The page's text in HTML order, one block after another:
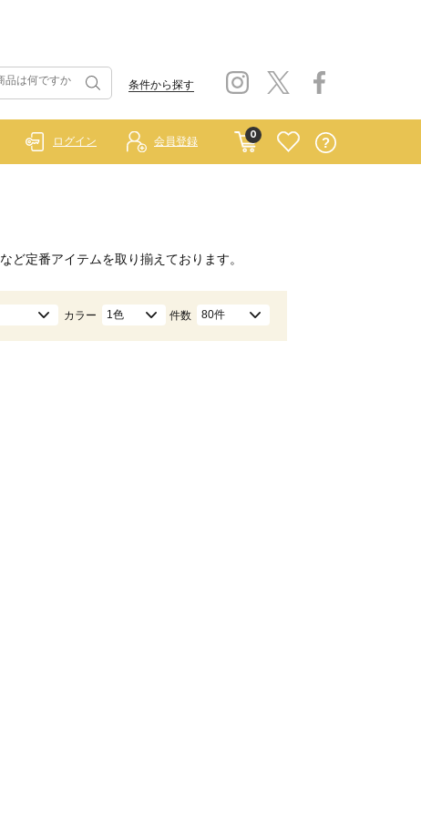
条件から探す
0
ログイン 会員登録
など定番アイテムを取り揃えております。
カラー 1色 件数 80件